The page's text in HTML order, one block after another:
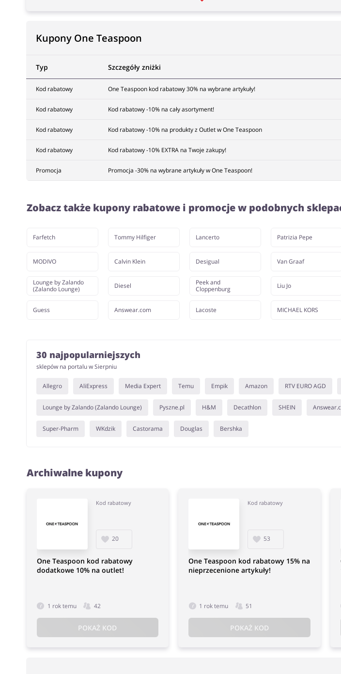
Kupony One Teaspoon
Typ Szczegóły zniżki
Kod rabatowy One Teaspoon kod rabatowy 30% na wybrane artykuły!
Kod rabatowy Kod rabatowy -10% na cały asortyment!
Kod rabatowy Kod rabatowy -10% na produkty z Outlet w One Teaspoon
Kod rabatowy Kod rabatowy -10% EXTRA na Twoje zakupy!
Promocja Promocja -30% na wybrane artykuły w One Teaspoon!
Zobacz także kupony rabatowe i promocje w podobnych
Farfetch
MODIVO
Lounge by Zalando
(Zalando Lounge)
Guess
Tommy Hilfiger
Calvin Klein
Diesel
Answear.com
Lancerto
Desigual
Peek and
Cloppenburg
Lacoste
Patrizia Pepe
Van Graaf
Liu Jo
MICHAEL KORS
30 najpopularniejszych
sklepów na portalu w Sierpniu
Allegro AliExpress Media Expert Temu Empik Amazon RTV EURO AGD
Lounge by Zalando (Zalando Lounge) Pyszne.pl H&M Decathlon SHEIN
Super-Pharm WKdzik Castorama Douglas Bershka
Archiwalne kupony
Kod rabatowy
20
One Teaspoon kod rabatowy
dodatkowe 10% na outlet!
1 rok temu 42
POKAŻ KOD
Kod rabatowy
53
One Teaspoon kod rabatowy 15% na
nieprzecenione artykuły!
1 rok temu 51
POKAŻ KOD